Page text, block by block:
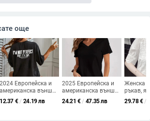
още
2024 Европейска и
американска външна
търговия
Трансгранична
12.37 € / 24.19 лв
2025 Европейска и
американска външна
търговия
Трансгранична
24.21 € / 47.35 лв
Женска
ръкав,
смес,
29.78€ /